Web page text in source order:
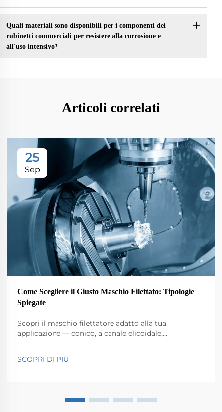
Quali materiali sono disponibili per i componenti dei
rubinetti commerciali per resistere alla corrosione e
all'uso intensivo?
Articoli correlati
25
Sep
Come Scegliere il Giusto Maschio Filettato: Tipologie
Spiegate
Scopri il maschio filettatore adatto alla tua
applicazione — conico, a canale elicoidale,
lavorazione CNC con strategie esperte di selezione.
Scopri di più.
SCOPRI DI PIÙ